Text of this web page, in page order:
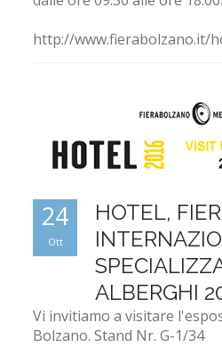
http://www.fierabolzano.it/
24
Ott
HOTEL,
ALBERGHI
Vi invitiamo a visitare
Bolzano. Stand Nr. G-1/34